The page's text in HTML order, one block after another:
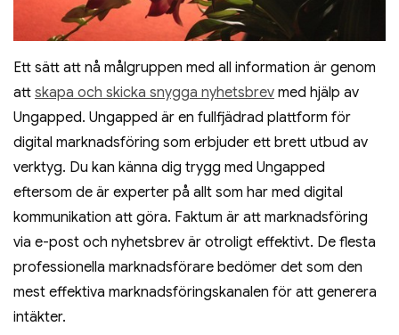
Ett sätt att nå målgruppen med all information är genom
att skapa och skicka snygga nyhetsbrev med hjälp av
Ungapped. Ungapped är en fullfjädrad plattform för
digital marknadsföring som erbjuder ett brett utbud av
verktyg. Du kan känna dig trygg med Ungapped
eftersom de är experter på allt som har med digital
kommunikation att göra. Faktum är att marknadsföring
via e-post och nyhetsbrev är otroligt effektivt. De flesta
professionella marknadsförare bedömer det som den
mest effektiva marknadsföringskanalen för att generera
intäkter.